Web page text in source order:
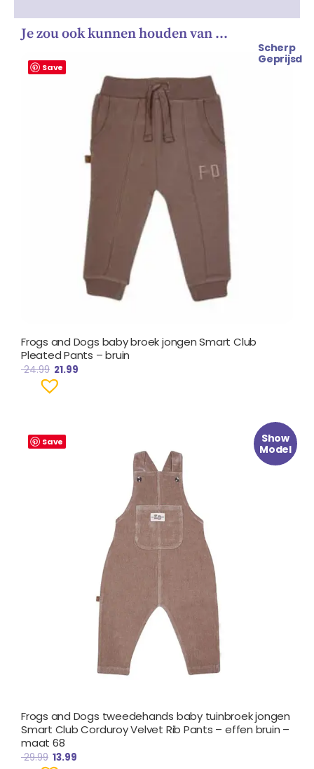
Je zou ook kunnen houden van …
Save
Scherp
Geprijsd
Frogs and Dogs baby broek jongen Smart Club
Pleated Pants – bruin
24.99
prijs
was:
21.99
€ 21.99.
Save
Show
Model
Frogs and Dogs tweedehands baby tuinbroek jongen
Smart Club Corduroy Velvet Rib Pants – effen bruin –
maat 68
29.99
prijs
was:
13.99